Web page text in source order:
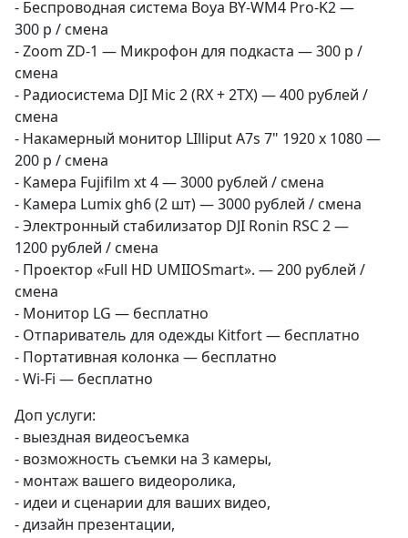
- Беспроводная система Boya BY-WM4 Pro-K2—
300 р / смена
-Zoom ZD-1 — Микрофон для подкаста — 300 р /
смена
- Радиосистема DJI Mic 2 (RX + 2TX) — 400 рублей /
смена
- Накамерный монитор LIlliput A7s 7" 1920 х 1080 —
200 р / смена
- Камера Fujifilm xt 4 — 3000 рублей / смена
- Камера Lumix gh6 (2 шт) — 3000 рублей / смена
- Электронный стабилизатор DJI Ronin RSC 2 —
1200 рублей / смена
- Проектор «Full HD UMIIOSmart». — 200 рублей /
смена
- Монитор LG — бесплатно
- Отпариватель для одежды Kitfort — бесплатно
- Портативная колонка — бесплатно
-Wi-Fi — бесплатно
Доп услуги:
- выездная видеосъемка
- возможность съемки на 3 камеры,
- монтаж вашего видеоролика,
- идеи и сценарии для ваших видео,
- дизайн презентации,